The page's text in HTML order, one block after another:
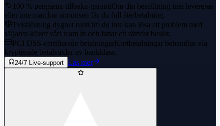
100 % pengarna-tillbaka-garantiOm din beställning inte levereras
eller inte matchar annonsen får du full återbetalning.
Tvistlösning dygnet runtOm du inte kan lösa ett problem med
säljaren kliver vårt team in och fattar ett rättvist beslut.
PCI DSS-certifierade betalningar Kortbetalningar behandlas via
krypterade betalväxlar av bankklass.
24/7 Live-support Läs mer